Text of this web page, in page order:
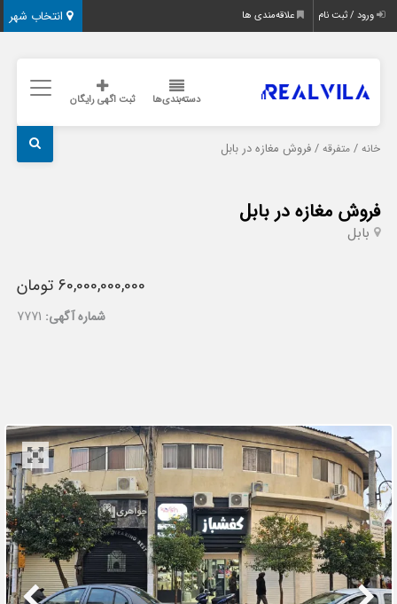
انتخاب شهر ورود / ثبت نام علاقه‌مندی ها
دسته‌بندی‌ها ثبت اگهی رایگان
خانه /متفرقه / فروش مغازه در بابل
فروش مغازه در بابل
بابل
60,000,000,000 تومان
شماره آگهی: 7771